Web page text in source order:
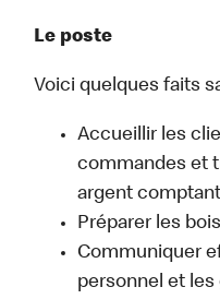
Le poste
Voici quelques faits
Accueillir les
commandes et
argent
Préparer les
Communiquer
personnel et les